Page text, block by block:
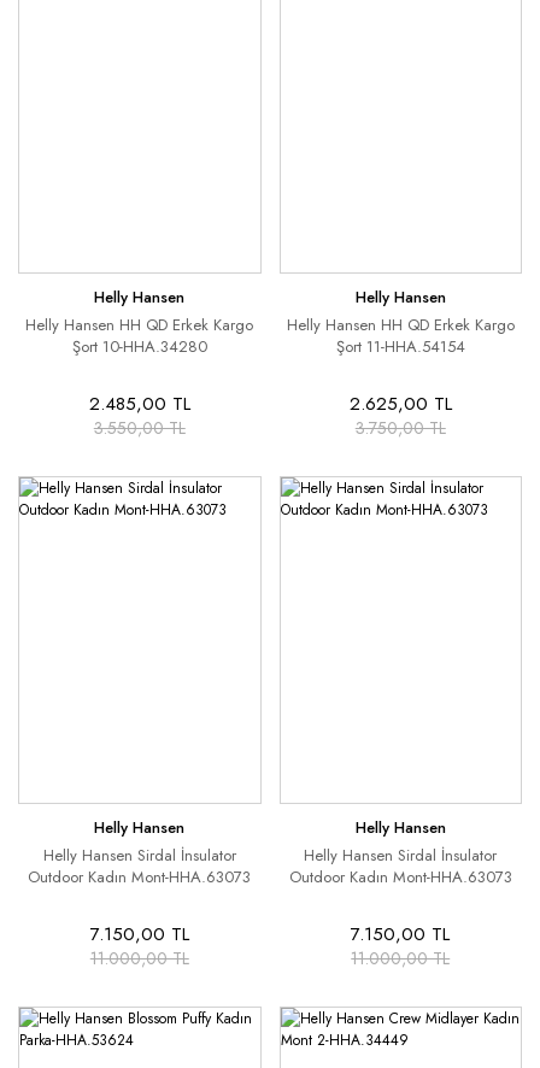
Helly Hansen
Helly Hansen HH QD Erkek Kargo
Şort 10-HHA.34280
2.485,00 TL
3.550,00 TL
Helly Hansen
Helly Hansen HH QD Erkek Kargo
Şort 11-HHA.54154
2.625,00 TL
3.750,00 TL
Helly Hansen
Helly Hansen Sirdal İnsulator
Outdoor Kadın Mont-HHA.63073
7.150,00 TL
11.000,00 TL
Helly Hansen
Helly Hansen Sirdal İnsulator
Outdoor Kadın Mont-HHA.63073
7.150,00 TL
11.000,00 TL